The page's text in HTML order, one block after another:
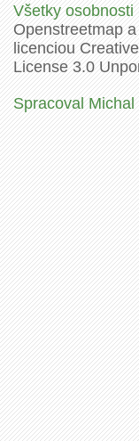
Všetky osobnosti
Openstreetmap
licenciou
License 3.0
Spracoval